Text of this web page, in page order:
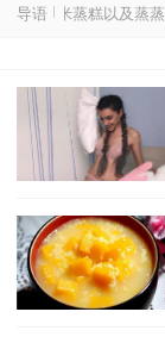
导语
玉米蒸糕以及蒸